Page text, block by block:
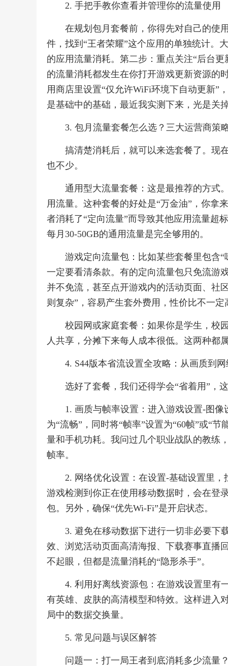
2. 手把手教你查看并管理你的流量使用
在规划包月套餐前，你得先对自己的使
件，找到“王者荣耀”这个应用的单独统计。
的应用流量消耗。第二步：重点关注“后台
的流量消耗都发生在你打开游戏更新资源的
用商店里设置“仅允许WiFi环境下自动更新”
是基础中的基础，最近我实测下来，光是关
3. 包月流量套餐怎么选？三大运营商策
搞清楚消耗后，就可以来选套餐了。现
也不少。
通用型大流量套餐：这是最推荐的方式
用流量。这种套餐的好处是“万金油”，你拿
者消耗了“定向流量”而导致其他应用流量超
每月30-50GB的通用流量是完全够用的。
游戏定向流量包：比如某些套餐里包含
一定要看清条款。有的定向流量包只免流游
并不免流，甚至点开游戏内的活动页面、社
则复杂”，容易产生套外费用，性价比不一定
校园网或家庭套餐：如果你是学生，校
人共享，分摊下来每人成本很低。这两种都
4. S44版本省流设置全攻略：从画质到网
选好了套餐，我们还得学会“省着用”，
1. 画质与帧率设置：进入游戏设置-图
为“流畅”，同时将“帧率”设置为“60帧”或“
量和手机功耗。我问过几个职业战队的教练
帧率。
2. 网络优化设置：在设置-基础设置里，
游戏检测到你正在使用移动数据时，会在登
包。另外，确保“优先Wi-Fi”是开启状态。
3. 避免在移动数据下进行一切非必要下
效、浏览活动页面高清海报、下载赛事直播
不起眼，但都是流量消耗的“隐形杀手”。
4. 利用好离线资源包：在游戏设置里有
有英雄、皮肤的高清模型和特效。这样进入
局中的数据交换量。
5. 常见问题与误区解答
问题一：打一局王者到底消耗多少流量